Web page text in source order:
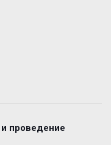
проведение